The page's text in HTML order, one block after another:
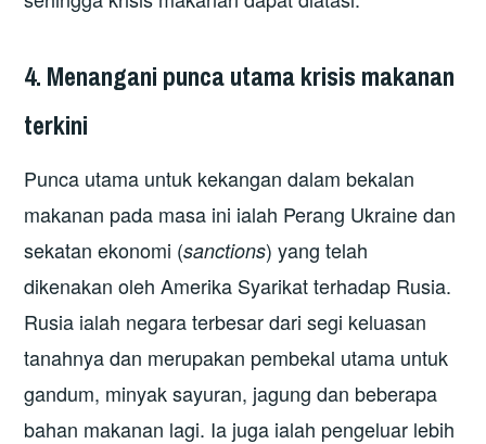
4. Menangani punca utama krisis makanan
terkini
Punca utama untuk kekangan dalam bekalan
makanan pada masa ini ialah Perang Ukraine dan
sekatan ekonomi (sanctions) yang telah
dikenakan oleh Amerika Syarikat terhadap Rusia.
Rusia ialah negara terbesar dari segi keluasan
tanahnya dan merupakan pembekal utama untuk
gandum, minyak sayuran, jagung dan beberapa
bahan makanan lagi. Ia juga ialah pengeluar lebih